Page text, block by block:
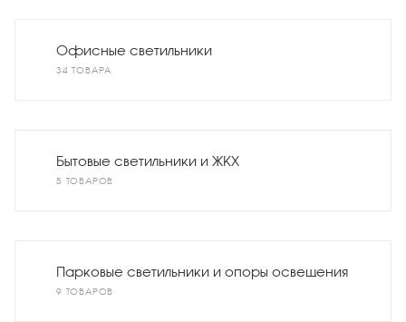
Офисные светильники
34 ТОВАРА
Бытовые светильники и ЖКХ
5 ТОВАРОВ
Парковые светильники и опоры освещения
9 ТОВАРОВ